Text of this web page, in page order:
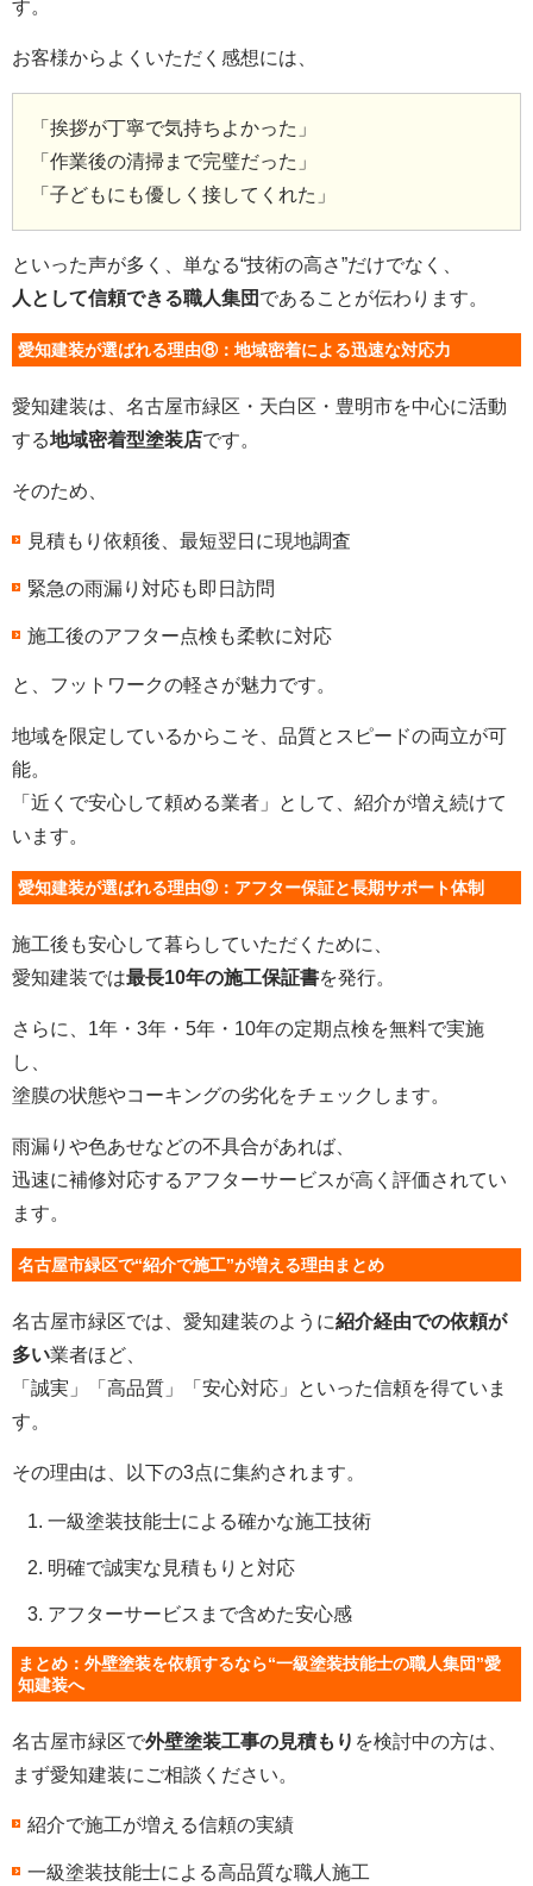
す。
お客様からよくいただく感想には、
「挨拶が丁寧で気持ちよかった」
「作業後の清掃まで完璧だった」
「子どもにも優しく接してくれた」
といった声が多く、単なる“技術の高さ”だけでなく、
人として信頼できる職人集団 であることが伝わります。
愛知建装が選ばれる理由⑧：地域密着による迅速な対応力
愛知建装は、名古屋市緑区・天白区・豊明市を中心に活動
する地域密着型塗装店です。
そのため、
見積もり依頼後、最短翌日に現地調査
緊急の雨漏り対応も即日訪問
施工後のアフター点検も柔軟に対応
と、フットワークの軽さが魅力です。
地域を限定しているからこそ、品質とスピードの両立が可
能。
「近くで安心して頼める業者」として、紹介が増え続けて
います。
愛知建装が選ばれる理由⑨：アフター保証と長期サポート体制
施工後も安心して暮らしていただくために、
愛知建装では最長10年の施工保証書を発行。
さらに、1年・3年・5年・10年の定期点検を無料で実施
し、
塗膜の状態やコーキングの劣化をチェックします。
雨漏りや色あせなどの不具合があれば、
迅速に補修対応するアフターサービスが高く評価されてい
ます。
名古屋市緑区で“紹介で施工”が増える理由まとめ
名古屋市緑区では、愛知建装のように紹介経由での依頼が
多い業者ほど、
「誠実」「高品質」「安心対応」といった信頼を得ていま
す。
その理由は、以下の3点に集約されます。
一級塗装技能士による確かな施工技術
明確で誠実な見積もりと対応
アフターサービスまで含めた安心感
まとめ：外壁塗装を依頼するなら“一級塗装技能士の職人集団”愛
知建装へ
名古屋市緑区で外壁塗装工事の見積もり を検討中の方は、
まず愛知建装にご相談ください。
紹介で施工が増える信頼の実績
一級塗装技能士による高品質な職人施工